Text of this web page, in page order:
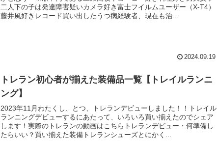
二人下の子は発達障害疑いカメラ好き富士フイルムユーザー（X-T4）
藤井風好きレコード買い出したうつ病経験者、現在も治...
2024.09.19
トレラン初心者が揃えた装備品一覧【トレイルランニ
ング】
2023年11月わたくし、とつ、トレランデビューしました！！トレイル
ランニングデビューするにあたって、いろいろ買い揃えたのでシェア
します！実際のトレランの動画はこちらトレランデビュー・何準備し
たらいい？買い揃えた装備トレランシューズとにかく...